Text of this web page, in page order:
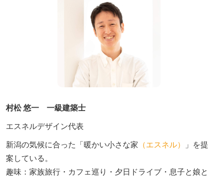
村松 悠一 一級建築士
エスネルデザイン代表
新潟の気候に合った「暖かい小さな家 （エスネル）
」を提
案している。
趣味：家族旅行・カフェ巡り・夕日ドライブ・息子と娘と